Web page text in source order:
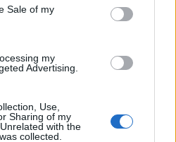
Sale of my
my
Advertising.
Use,
Sharing of my
with the
collected.
egy kutató cáfolta a 14-
Kifejlesztett egy
amivel
bármelyik számot
elemként Bach
keresni. A 13-as
gyakran tűnt fel, mint a